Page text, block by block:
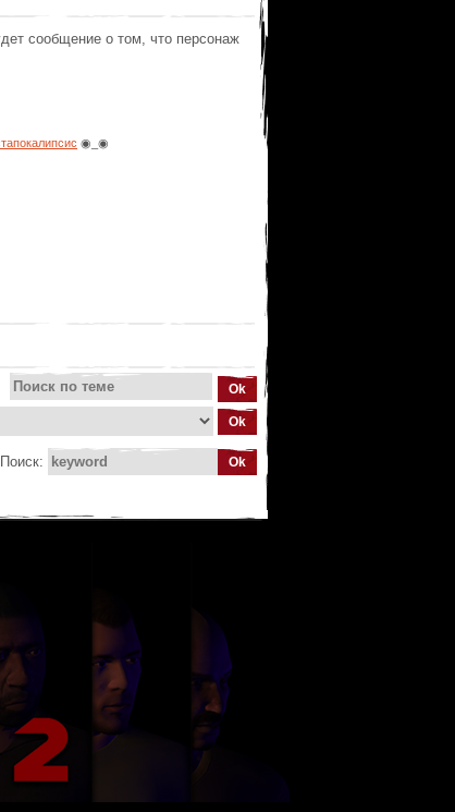
сообщение о том, что персонаж
◉_◉
Поиск: